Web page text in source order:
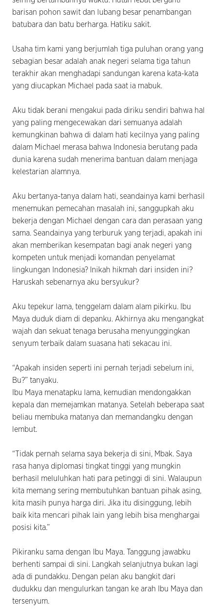
barisan pohon sawit dan lubang besar penambangan
batubara dan batu berharga. Hatiku sakit.
Usaha tim kami yang berjumlah tiga puluhan orang yang
sebagian besar adalah anak negeri selama tiga tahun
terakhir akan menghadapi sandungan karena kata-kata
yang diucapkan Michael pada saat ia mabuk.
Aku tidak berani mengakui pada diriku sendiri bahwa hal
yang paling mengecewakan dari semuanya adalah
kemungkinan bahwa di dalam hati kecilnya yang paling
dalam Michael merasa bahwa Indonesia berutang pada
dunia karena sudah menerima bantuan dalam menjaga
kelestarian alamnya.
Aku bertanya-tanya dalam hati, seandainya kami berhasil
menemukan pemecahan masalah ini, sanggupkah aku
bekerja dengan Michael dengan cara dan perasaan yang
sama. Seandainya yang terburuk yang terjadi, apakah ini
akan memberikan kesempatan bagi anak negeri yang
kompeten untuk menjadi komandan penyelamat
lingkungan Indonesia? Inikah hikmah dari insiden ini?
Haruskah sebenarnya aku bersyukur?
Aku tepekur lama, tenggelam dalam alam pikirku. Ibu
Maya duduk diam di depanku. Akhirnya aku mengangkat
wajah dan sekuat tenaga berusaha menyunggingkan
senyum terbaik dalam suasana hati sekacau ini.
“Apakah insiden seperti ini pernah terjadi sebelum ini,
Bu?” tanyaku.
Ibu Maya menatapku lama, kemudian mendongakkan
kepala dan memejamkan matanya. Setelah beberapa saat
beliau membuka matanya dan memandangku dengan
lembut.
“Tidak pernah selama saya bekerja di sini, Mbak. Saya
rasa hanya diplomasi tingkat tinggi yang mungkin
berhasil meluluhkan hati para petinggi di sini. Walaupun
kita memang sering membutuhkan bantuan pihak asing,
kita masih punya harga diri. Jika itu disinggung, lebih
baik kita mencari pihak lain yang lebih bisa menghargai
posisi kita.”
Pikiranku sama dengan Ibu Maya. Tanggung jawabku
berhenti sampai di sini. Langkah selanjutnya bukan lagi
ada di pundakku. Dengan pelan aku bangkit dari
dudukku dan mengulurkan tangan ke arah Ibu Maya dan
tersenyum.